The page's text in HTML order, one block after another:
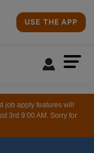
USE THE APP
job apply features will
3rd 9:00 AM. Sorry for